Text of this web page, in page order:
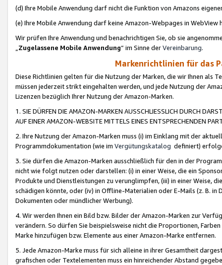
(d) Ihre Mobile Anwendung darf nicht die Funktion von Amazons
(e) Ihre Mobile Anwendung darf keine Amazon-Webpages in WebView
Wir prüfen Ihre Anwendung und benachrichtigen Sie, ob sie
„Zugelassene Mobile Anwendung“ im Sinne derVereinbarung.
Markenrichtlinien für das
Diese Richtlinien gelten für die Nutzung der Marken, die wir Ihnen als
müssen jederzeit strikt eingehalten werden, und jede Nutzung der
Lizenzen bezüglich Ihrer Nutzung der Amazon-Marken.
1. SIE DÜRFEN DIE AMAZON-MARKEN AUSSCHLIESSLICH DURCH
AUF EINER AMAZON-WEBSITE MITTELS EINES ENTSPRECHENDEN
2. Ihre Nutzung der Amazon-Marken muss (i) im Einklang mit der
Programmdokumentation (wie im Vergütungskatalog definiert)
3. Sie dürfen die Amazon-Marken ausschließlich für den in der
nicht wie folgt nutzen oder darstellen: (i) in einer Weise, die ein
Produkte und Dienstleistungen zu verunglimpfen, (iii) in einer Weise,
schädigen könnte, oder (iv) in Offline-Materialien oder E-Mails (z. B. in
Dokumenten oder mündlicher Werbung).
4. Wir werden Ihnen ein Bild bzw. Bilder der Amazon-Marken zur
verändern. So dürfen Sie beispielsweise nicht die Proportionen,
Marke hinzufügen bzw. Elemente aus einer Amazon-Marke entfernen.
5. Jede Amazon-Marke muss für sich alleine in ihrer Gesamtheit
grafischen oder Textelementen muss ein hinreichender Abstand